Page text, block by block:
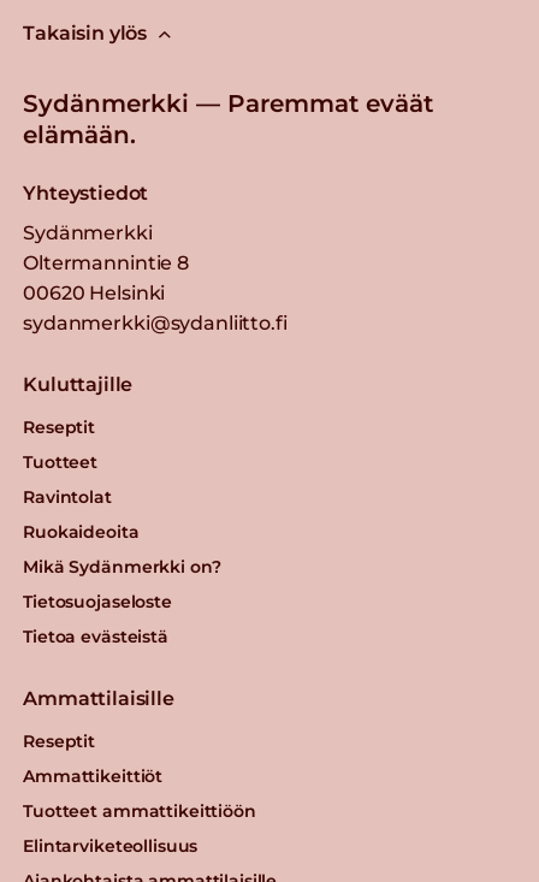
Takaisin ylös
Sydänmerkki — Paremmat eväät
elämään.
Yhteystiedot
Sydänmerkki
Oltermannintie 8
00620 Helsinki
sydanmerkki@sydanliitto.fi
Kuluttajille
Reseptit
Tuotteet
Ravintolat
Ruokaideoita
Mikä Sydänmerkki on?
Tietosuojaseloste
Tietoa evästeistä
Ammattilaisille
Reseptit
Ammattikeittiöt
Tuotteet ammattikeittiöön
Elintarviketeollisuus